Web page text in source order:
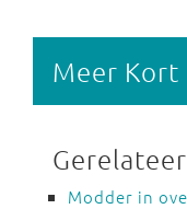
Meer Kort
Modder in